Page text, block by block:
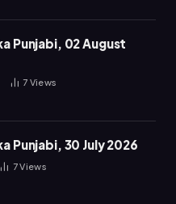
Punjabi, 02 August
7 Views
Punjabi, 30 July 2026
7Views